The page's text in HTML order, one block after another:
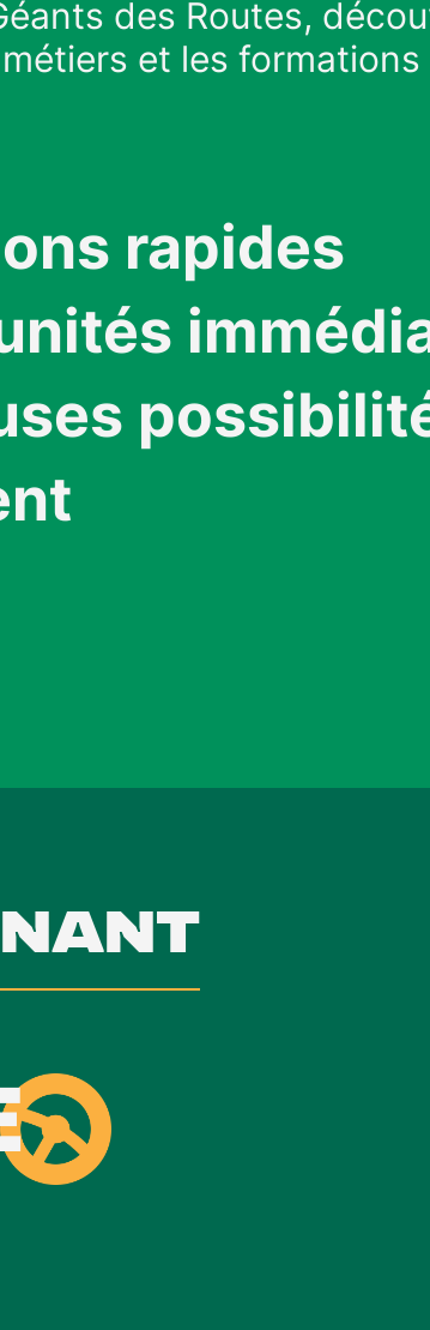
des Routes,
et les formations
rapides